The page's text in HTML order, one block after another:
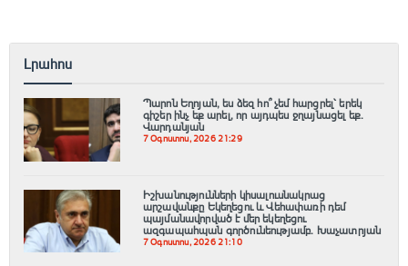
Լրահոս
Պարոն Եղոյան, ես ձեզ հո՞ չեմ հարցրել՝ երեկ
գիշեր ինչ եք արել, որ այդպես ջղայնացել եք.
Վարդանյան
7 Օգոստոս, 2026 21:29
Իշխանությունների կիսալուսնակրաց
արշավանքը Եկեղեցու և Վեհափառի դեմ
պայմանավորված է մեր եկեղեցու
ազգապահպան գործունեությամբ. Խաչատրյան
7 Օգոստոս, 2026 21:10